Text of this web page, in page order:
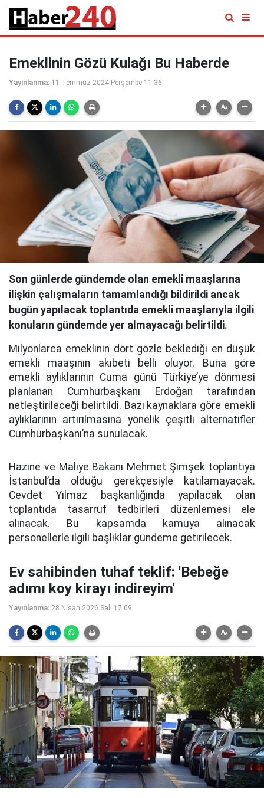
Emeklinin Gözü Kulağı Bu Haberde
Yayınlanma: 11 Temmuz 2024 Perşembe 11:36
Son günlerde gündemde olan emekli maaşlarına
ilişkin çalışmaların tamamlandığı bildirildi ancak
bugün yapılacak toplantıda emekli maaşlarıyla ilgili
konuların gündemde yer almayacağı belirtildi.
Milyonlarca emeklinin dört gözle beklediği en düşük
emekli maaşının akıbeti belli oluyor. Buna göre
emekli aylıklarının Cuma günü Türkiye’ye dönmesi
planlanan Cumhurbaşkanı Erdoğan tarafından
netleştirileceği belirtildi. Bazı kaynaklara göre emekli
aylıklarının artırılmasına yönelik çeşitli alternatifler
Cumhurbaşkanı’na sunulacak.
Hazine ve Maliye Bakanı Mehmet Şimşek toplantıya
İstanbul’da olduğu gerekçesiyle katılamayacak.
Cevdet Yılmaz başkanlığında yapılacak olan
toplantıda tasarruf tedbirleri düzenlemesi ele
alınacak. Bu kapsamda kamuya alınacak
personellerle ilgili başlıklar gündeme getirilecek.
Ev sahibinden tuhaf teklif: 'Bebeğe
adımı koy kirayı indireyim'
Yayınlanma: 28 Nisan 2026 Salı 17:09